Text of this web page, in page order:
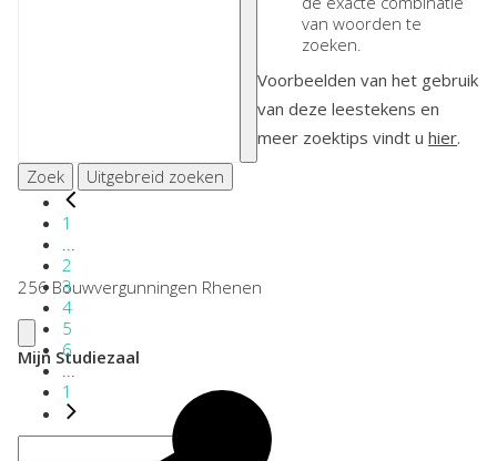
van woorden te
zoeken.
Voorbeelden van het gebruik
van deze leestekens en
meer zoektips vindt u hier.
Zoek
Uitgebreid zoeken
1
2
3
4
5
6
...
1
256 Bouwvergunningen Rhenen
Mijn Studiezaal